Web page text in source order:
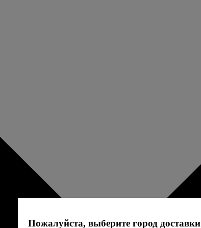
Пожалуйста, выберите город доставки